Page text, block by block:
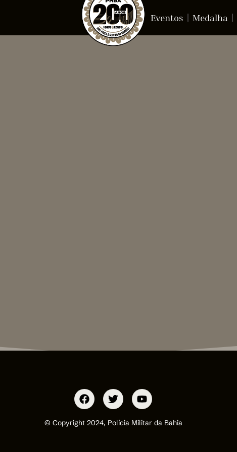
Eventos Medalha
© Copyright 2024, Polícia Militar da Bahia